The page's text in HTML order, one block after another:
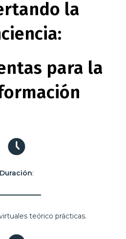
la
para la
Duración:
teórico prácticas.